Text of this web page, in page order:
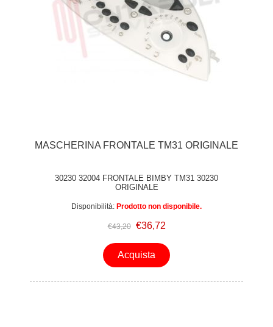
MASCHERINA FRONTALE TM31 ORIGINALE
30230 32004 FRONTALE BIMBY TM31 30230
ORIGINALE
Disponibilità: Prodotto non disponibile.
€43,20 €36,72
Acquista